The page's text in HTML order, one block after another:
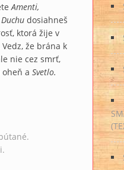
Amenti,
Duchu dosiahneš
ktorá žije v
že brána k
nie cez smrť,
a Svetlo.